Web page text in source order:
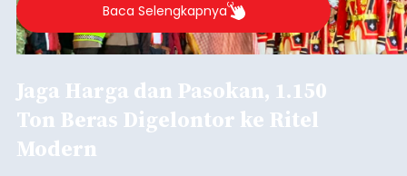
Baca Selengkapnya
Jaga Harga dan Pasokan, 1.150
Ton Beras Digelontor ke Ritel
Modern